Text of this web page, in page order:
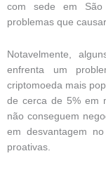
com sede em São
problemas que
Notavelmente,
enfrenta um
criptomoeda mais
de cerca de 5% em
não conseguem
em desvantagem
proativas.